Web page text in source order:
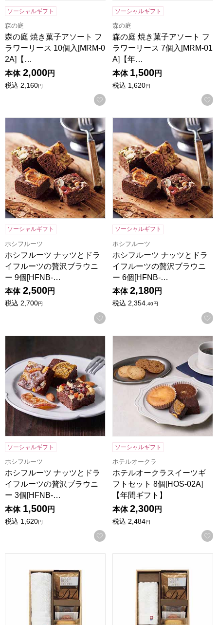
ソーシャルギフト
森の庭
森の庭 焼き菓子アソート フ
ラワーリース 10個入[MRM-0
2A]【…
本体 2,000円
税込 2,160円
お気に入りに登録する
ソーシャルギフト
森の庭
森の庭 焼き菓子アソート フ
ラワーリース 7個入[MRM-01
A]【年…
本体 1,500円
税込 1,620円
ホシフルーツ ナッツとドライフルーツの贅沢ブラウニー 9
ソーシャルギフト
ホシフルーツ
ホシフルーツ ナッツとドラ
イフルーツの贅沢ブラウニ
ー 9個[HFNB-…
本体 2,500円
税込 2,700円
お気に入りに登録する
ホシフルーツ ナッツとドラ
ソーシャルギフト
ホシフルーツ
ホシフルーツ ナッツとドラ
イフルーツの贅沢ブラウニ
ー 6個[HFNB-…
本体 2,180円
税込 2,354.40円
ホシフルーツ ナッツとドライフルーツの贅沢ブラウニー 3
ソーシャルギフト
ホシフルーツ
ホシフルーツ ナッツとドラ
イフルーツの贅沢ブラウニ
ー 3個[HFNB-…
本体 1,500円
税込 1,620円
お気に入りに登録する
ホテルオークラスイーツギ
ソーシャルギフト
ホテルオークラ
ホテルオークラスイーツギ
フトセット 8個[HOS-02A]
【年間ギフト】
本体 2,300円
税込 2,484円